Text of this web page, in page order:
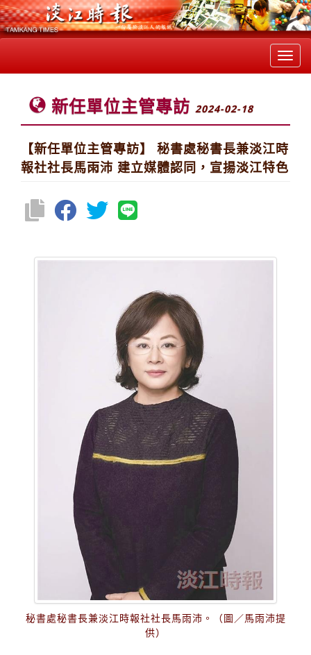
新任單位主管專訪 2024-02-18
【新任單位主管專訪】 秘書處秘書長兼淡江時
報社社長馬雨沛 建立媒體認同，宣揚淡江特色
秘書處秘書長兼淡江時報社社長馬雨沛。（圖／馬雨沛提
供）